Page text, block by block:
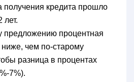
получения кредита прошло
лет.
предложению процентная
ниже, чем по-старому
разница в процентах
7%).